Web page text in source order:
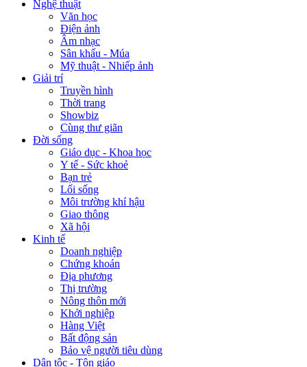
Nghệ thuật
Văn học
Điện ảnh
Âm nhạc
Sân khấu - Múa
Mỹ thuật - Nhiếp ảnh
Giải trí
Truyền hình
Thời trang
Showbiz
Cùng thư giãn
Đời sống
Giáo dục - Khoa học
Y tế - Sức khoẻ
Bạn trẻ
Lối sống
Môi trường khí hậu
Giao thông
Xã hội
Kinh tế
Doanh nghiệp
Chứng khoán
Địa phương
Thị trường
Nông thôn mới
Khởi nghiệp
Hàng Việt
Bất động sản
Bảo vệ người tiêu dùng
Dân tộc - Tôn giáo